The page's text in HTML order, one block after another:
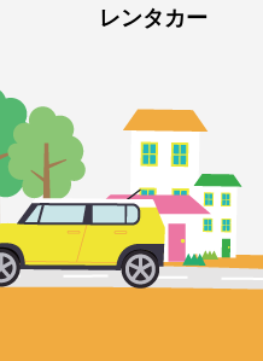
レンタカー